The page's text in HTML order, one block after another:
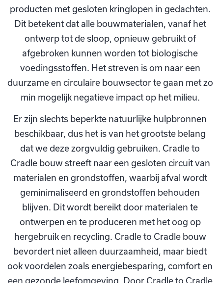
producten met gesloten kringlopen in gedachten.
Dit betekent dat alle bouwmaterialen, vanaf het
ontwerp tot de sloop, opnieuw gebruikt of
afgebroken kunnen worden tot biologische
voedingsstoffen. Het streven is om naar een
duurzame en circulaire bouwsector te gaan met zo
min mogelijk negatieve impact op het milieu.
Er zijn slechts beperkte natuurlijke hulpbronnen
beschikbaar, dus het is van het grootste belang
dat we deze zorgvuldig gebruiken. Cradle to
Cradle bouw streeft naar een gesloten circuit van
materialen en grondstoffen, waarbij afval wordt
geminimaliseerd en grondstoffen behouden
blijven. Dit wordt bereikt door materialen te
ontwerpen en te produceren met het oog op
hergebruik en recycling. Cradle to Cradle bouw
bevordert niet alleen duurzaamheid, maar biedt
ook voordelen zoals energiebesparing, comfort en
een gezonde leefomgeving. Door Cradle to Cradle